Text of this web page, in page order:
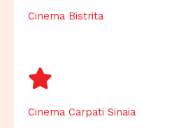
Cinema Bistrita
Cinema Carpati Sinaia